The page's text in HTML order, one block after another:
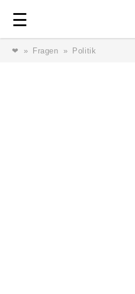
☰
❤ Fragen Politik